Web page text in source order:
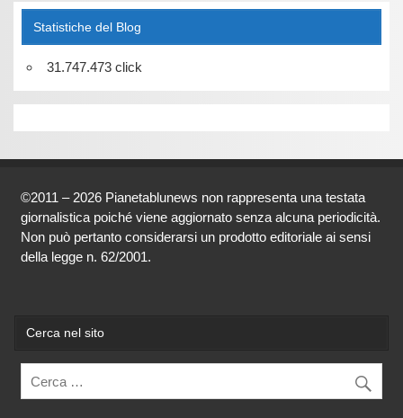
Statistiche del Blog
31.747.473 click
©2011 – 2026 Pianetablunews non rappresenta una testata
giornalistica poiché viene aggiornato senza alcuna periodicità.
Non può pertanto considerarsi un prodotto editoriale ai sensi
della legge n. 62/2001.
Cerca nel sito